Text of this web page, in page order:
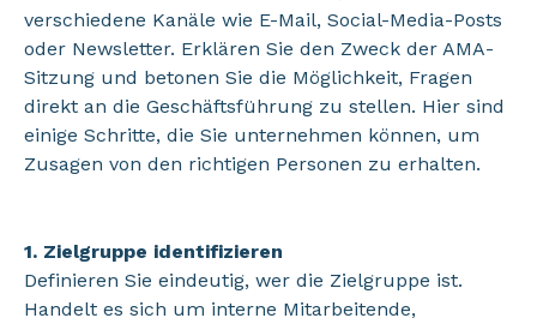
verschiedene Kanäle wie E-Mail, Social-Media-Posts
oder Newsletter. Erklären Sie den Zweck der AMA-
Sitzung und betonen Sie die Möglichkeit, Fragen
direkt an die Geschäftsführung zu stellen. Hier sind
einige Schritte, die Sie unternehmen können, um
Zusagen von den richtigen Personen zu erhalten.
1. Zielgruppe identifizieren
Definieren Sie eindeutig, wer die Zielgruppe ist.
Handelt es sich um interne Mitarbeitende,